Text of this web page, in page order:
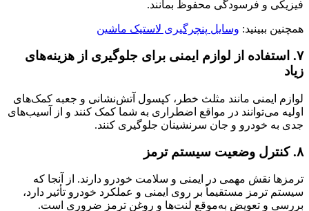
فیزیکی و فرسودگی محفوظ بمانند.
همچنین ببینید: وسایل پنچرگیری لاستیک ماشین
۷. استفاده از لوازم ایمنی برای جلوگیری از هزینه‌های
زیاد
لوازم ایمنی مانند مثلث خطر، کپسول آتش‌نشانی و جعبه کمک‌های
اولیه می‌توانند در مواقع اضطراری به شما کمک کنند و از آسیب‌های
جدی به خودرو و جان سرنشینان جلوگیری کنند.
۸. کنترل وضعیت سیستم ترمز
ترمزها نقش مهمی در ایمنی و سلامت خودرو دارند. از آنجا که
سیستم ترمز مستقیماً بر روی ایمنی و عملکرد خودرو تأثیر دارد،
بررسی و تعویض به‌موقع لنت‌ها و روغن ترمز ضروری است.